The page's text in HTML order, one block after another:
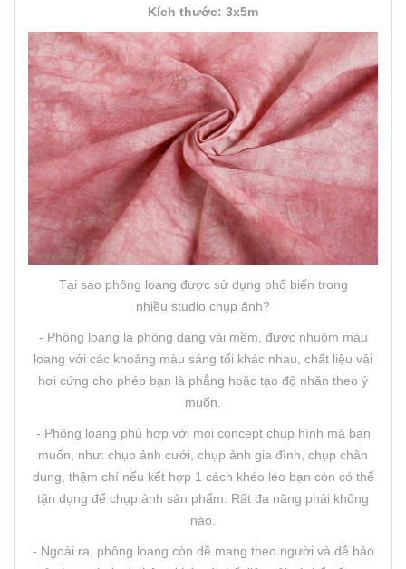
Kích thước: 3x5m
Tại sao phông loang được sử dụng phổ biến trong
nhiều studio chụp ảnh?
- Phông loang là phông dạng vải mềm, được nhuộm màu
loang với các khoảng màu sáng tối khác nhau, chất liệu vải
hơi cứng cho phép bạn là phẳng hoặc tạo độ nhăn theo ý
muốn.
- Phông loang phù hợp với mọi concept chụp hình mà bạn
muốn, như: chụp ảnh cưới, chụp ảnh gia đình, chụp chân
dung, thậm chí nếu kết hợp 1 cách khéo léo bạn còn có thể
tận dụng để chụp ảnh sản phẩm. Rất đa năng phải không
nào.
- Ngoài ra, phông loang còn dễ mang theo người và dễ bảo